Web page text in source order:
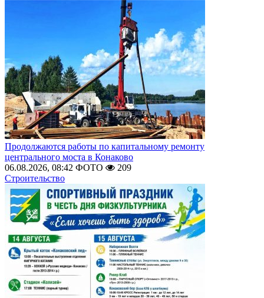
Продолжаются работы по капитальному ремонту
центрального моста в Конаково
06.08.2026, 08:42 ФОТО
209
Строительство